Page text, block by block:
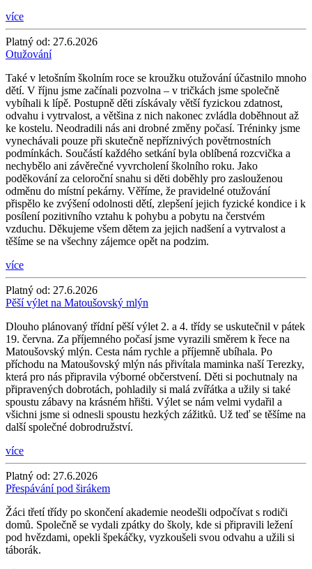
více
Platný od: 27.6.2026
Otužování
Také v letošním školním roce se kroužku otužování účastnilo mnoho
dětí. V říjnu jsme začínali pozvolna – v tričkách jsme společně
vybíhali k lípě. Postupně děti získávaly větší fyzickou zdatnost,
odvahu i vytrvalost, a většina z nich nakonec zvládla doběhnout až
ke kostelu. Neodradili nás ani drobné změny počasí. Tréninky jsme
vynechávali pouze při skutečně nepříznivých povětrnostních
podmínkách. Součástí každého setkání byla oblíbená rozcvička a
nechybělo ani závěrečné vyvrcholení školního roku. Jako
poděkování za celoroční snahu si děti doběhly pro zaslouženou
odměnu do místní pekárny. Věříme, že pravidelné otužování
přispělo ke zvýšení odolnosti dětí, zlepšení jejich fyzické kondice i k
posílení pozitivního vztahu k pohybu a pobytu na čerstvém
vzduchu. Děkujeme všem dětem za jejich nadšení a vytrvalost a
těšíme se na všechny zájemce opět na podzim.
více
Platný od: 27.6.2026
Pěší výlet na Matoušovský mlýn
Dlouho plánovaný třídní pěší výlet 2. a 4. třídy se uskutečnil v pátek
19. června. Za příjemného počasí jsme vyrazili směrem k řece na
Matoušovský mlýn. Cesta nám rychle a příjemně ubíhala. Po
příchodu na Matoušovský mlýn nás přivítala maminka naší Terezky,
která pro nás připravila výborné občerstvení. Děti si pochutnaly na
připravených dobrotách, pohladily si malá zvířátka a užily si také
spoustu zábavy na krásném hřišti. Výlet se nám velmi vydařil a
všichni jsme si odnesli spoustu hezkých zážitků. Už teď se těšíme na
další společné dobrodružství.
více
Platný od: 27.6.2026
Přespávání pod širákem
Žáci třetí třídy po skončení akademie neodešli odpočívat s rodiči
domů. Společně se vydali zpátky do školy, kde si připravili ležení
pod hvězdami, opekli špekáčky, vyzkoušeli svou odvahu a užili si
táborák.